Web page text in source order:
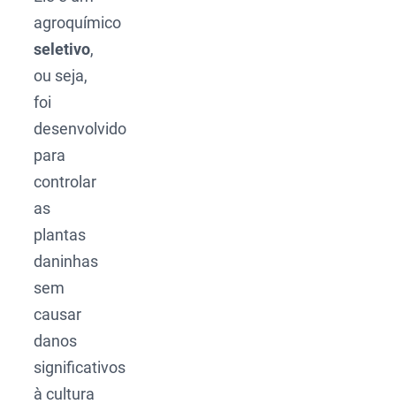
agroquímico
seletivo,
ou seja,
foi
desenvolvido
para
controlar
as
plantas
daninhas
sem
causar
danos
significativos
à cultura